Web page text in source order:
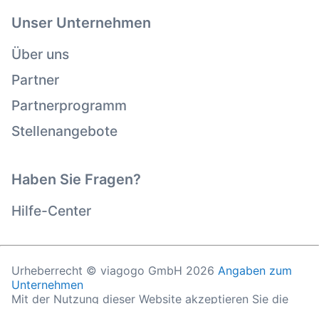
Unser Unternehmen
Über uns
Partner
Partnerprogramm
Stellenangebote
Haben Sie Fragen?
Hilfe-Center
Urheberrecht © viagogo GmbH 2026 Angaben zum
Unternehmen
Mit der Nutzung dieser Website akzeptieren Sie die